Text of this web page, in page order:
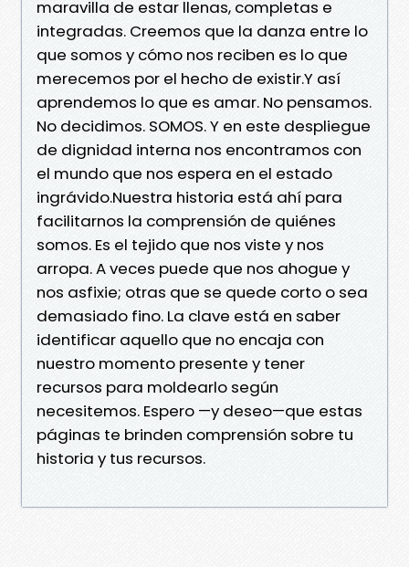
maravilla de estar llenas, completas e
integradas. Creemos que la danza entre lo
que somos y cómo nos reciben es lo que
merecemos por el hecho de existir.Y así
aprendemos lo que es amar. No pensamos.
No decidimos. SOMOS. Y en este despliegue
de dignidad interna nos encontramos con
el mundo que nos espera en el estado
ingrávido.Nuestra historia está ahí para
facilitarnos la comprensión de quiénes
somos. Es el tejido que nos viste y nos
arropa. A veces puede que nos ahogue y
nos asfixie; otras que se quede corto o sea
demasiado fino. La clave está en saber
identificar aquello que no encaja con
nuestro momento presente y tener
recursos para moldearlo según
necesitemos. Espero —y deseo—que estas
páginas te brinden comprensión sobre tu
historia y tus recursos.